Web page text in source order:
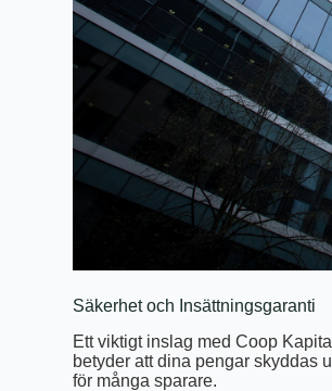
Säkerhet och Insättningsgaranti
Ett viktigt inslag med Coop
betyder att dina pengar skyddas
för många sparare.